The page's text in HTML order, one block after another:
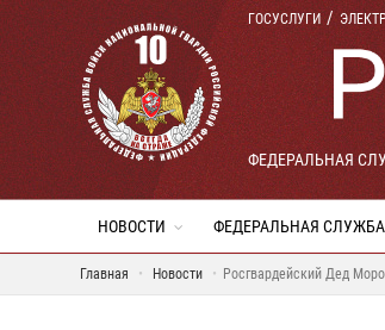
ГОСУСЛУГИ
ФЕДЕРАЛЬНАЯ
НОВОСТИ ФЕДЕРАЛЬНАЯ СЛУЖБА
Главная Новости Росгвардейский Дед